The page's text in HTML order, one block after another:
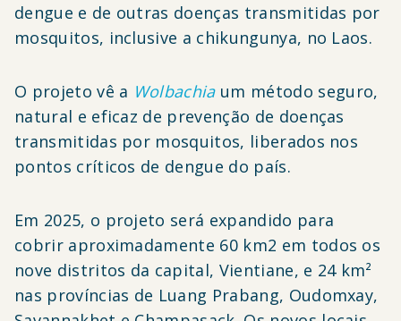
dengue e de outras doenças transmitidas por
mosquitos, inclusive a chikungunya, no Laos.
O projeto vê a Wolbachia um método seguro,
natural e eficaz de prevenção de doenças
transmitidas por mosquitos, liberados nos
pontos críticos de dengue do país.
Em 2025, o projeto será expandido para
cobrir aproximadamente 60 km2 em todos os
nove distritos da capital, Vientiane, e 24 km²
nas províncias de Luang Prabang, Oudomxay,